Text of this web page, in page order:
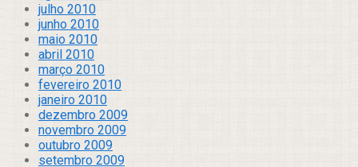
julho 2010
junho 2010
maio 2010
abril 2010
março 2010
fevereiro 2010
janeiro 2010
dezembro 2009
novembro 2009
outubro 2009
setembro 2009